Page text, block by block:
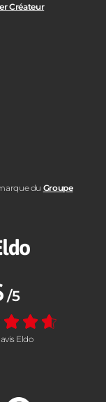
Créateur
du Groupe
:
/5
Eldo